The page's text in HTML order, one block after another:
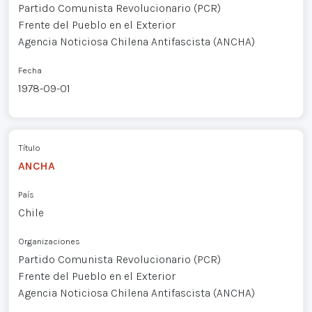
Partido Comunista Revolucionario (PCR)
Frente del Pueblo en el Exterior
Agencia Noticiosa Chilena Antifascista (ANCHA)
Fecha
1978-09-01
Título
ANCHA
País
Chile
Organizaciones
Partido Comunista Revolucionario (PCR)
Frente del Pueblo en el Exterior
Agencia Noticiosa Chilena Antifascista (ANCHA)